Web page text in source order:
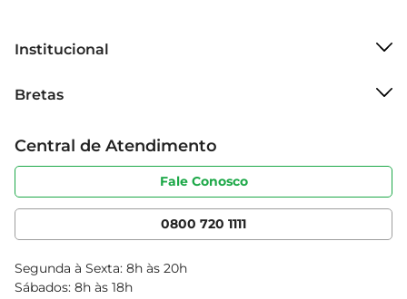
Institucional
Grupo Cencosud
Sobre privacidade
Portal do fornecedor
Cencosud Media
Bretas
Produtos Bretas
Código de ética
Serviços
Clube Bretas
Blog Bretas
Black Friday
Central de Atendimento
Fale Conosco
0800 720 1111
Segunda à Sexta: 8h às 20h
Sábados: 8h às 18h